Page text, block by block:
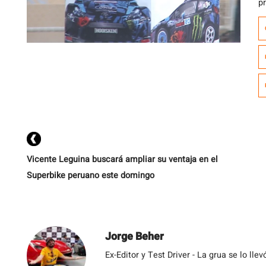
Vicente Leguina buscará ampliar su ventaja en el
Superbike peruano este domingo
Jorge Beher
Ex-Editor y Test Driver - La grua se lo